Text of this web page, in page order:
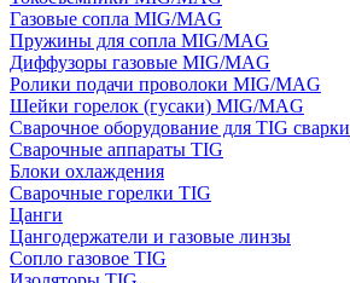
Газовые сопла MIG/MAG
Пружины для сопла MIG/MAG
Диффузоры газовые MIG/MAG
Ролики подачи проволоки MIG/MAG
Шейки горелок (гусаки) MIG/MAG
Сварочное оборудование для TIG сварки
Сварочные аппараты TIG
Блоки охлаждения
Сварочные горелки TIG
Цанги
Цангодержатели и газовые линзы
Сопло газовое TIG